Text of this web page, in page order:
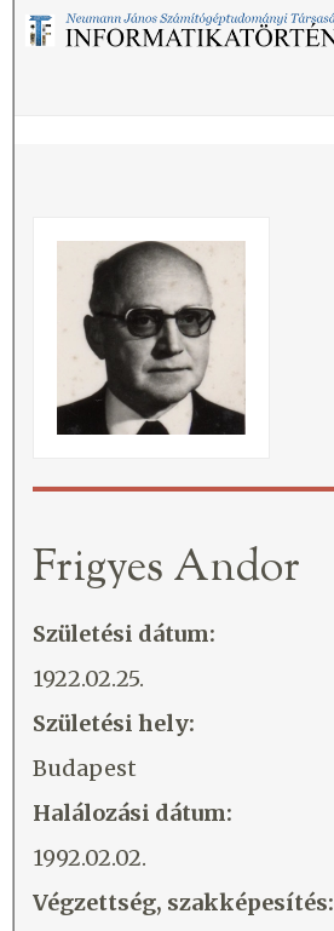
Frigyes Andor
Születési dátum:
1922.02.25.
Születési hely:
Budapest
Halálozási dátum:
1992.02.02.
Végzettség, szakképesítés: